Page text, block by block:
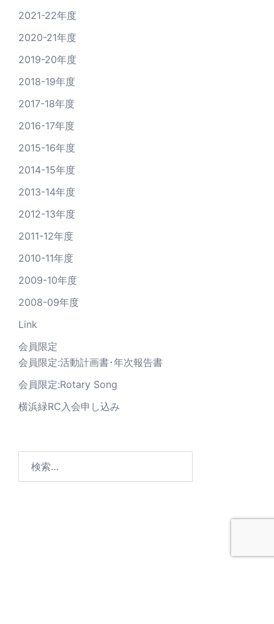
2021-22年度
2020-21年度
2019-20年度
2018-19年度
2017-18年度
2016-17年度
2015-16年度
2014-15年度
2013-14年度
2012-13年度
2011-12年度
2010-11年度
2009-10年度
2008-09年度
Link
会員限定
会員限定:活動計画書･年次報告書
会員限定:Rotary Song
横浜緑RC入会申し込み